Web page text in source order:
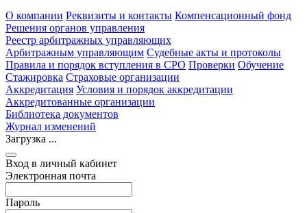
О компании Реквизиты и контакты Компенсационный фонд
Решения органов управления
Реестр арбитражных управляющих
Арбитражным управляющим Судебные акты и протоколы
Правила и порядок вступления в СРО Проверки Обучение
Стажировка Страховые организации
Аккредитация Условия и порядок аккредитации
Аккредитованные организации
Библиотека документов
Журнал изменений
Загрузка ...
Вход в личный кабинет
Электронная почта
Пароль